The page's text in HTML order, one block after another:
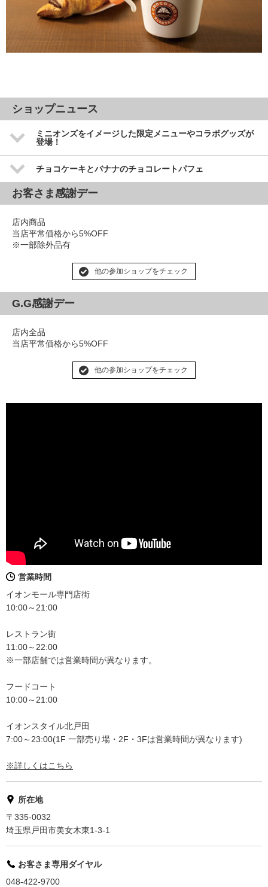
ショップニュース
ミニオンズをイメージした限定メニューやコラボグッズが
登場！
チョコケーキとバナナのチョコレートパフェ
お客さま感謝デー
店内商品
当店平常価格から5%OFF
※一部除外品有
他の参加ショップをチェック
G.G感謝デー
店内全品
当店平常価格から5%OFF
他の参加ショップをチェック
営業時間
イオンモール専門店街
10:00～21:00
レストラン街
11:00～22:00
※一部店舗では営業時間が異なります。
フードコート
10:00～21:00
イオンスタイル北戸田
7:00～23:00(1F 一部売り場・2F・3Fは営業時間が異なります)
※詳しくはこちら
所在地
〒335-0032
埼玉県戸田市美女木東1-3-1
お客さま専用ダイヤル
048-422-9700